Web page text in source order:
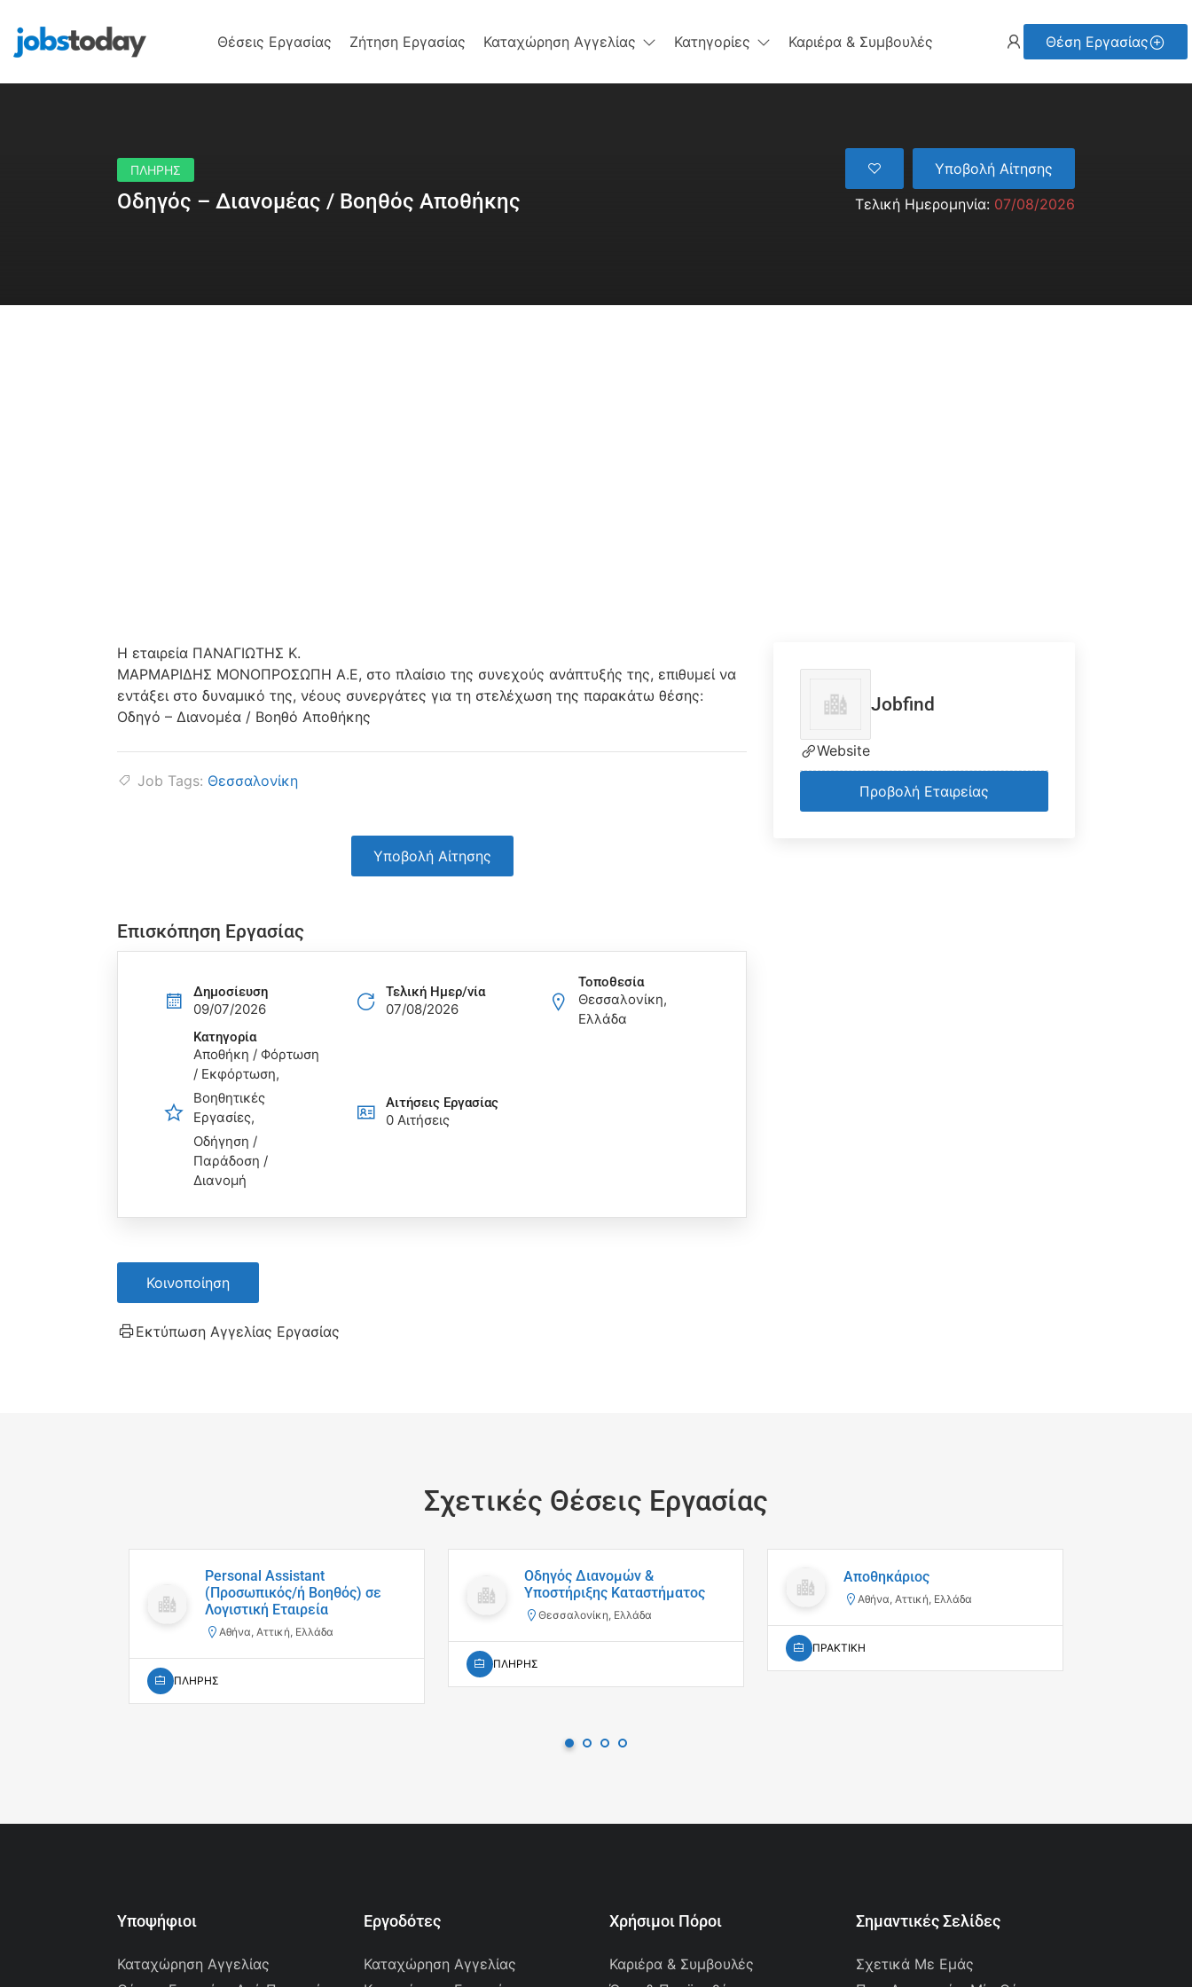
Θέσεις Εργασίας Ζήτηση Εργασίας Καταχώρηση Αγγελίας Κατηγορίες Καριέρα & Συμβουλές Θέση Εργασίας
ΠΛΗΡΗΣ
Οδηγός – Διανομέας / Βοηθός Αποθήκης
Υποβολή Αίτησης
Τελική Ημερομηνία: 07/08/2026
Η εταιρεία ΠΑΝΑΓΙΩΤΗΣ Κ.
ΜΑΡΜΑΡΙΔΗΣ ΜΟΝΟΠΡΟΣΩΠΗ Α.Ε, στο πλαίσιο της συνεχούς ανάπτυξής της, επιθυμεί να
εντάξει στο δυναμικό της, νέους συνεργάτες για τη στελέχωση της παρακάτω θέσης:
Οδηγό – Διανομέα / Βοηθό Αποθήκης
Job Tags: Θεσσαλονίκη
Υποβολή Αίτησης
Επισκόπηση Εργασίας
Δημοσίευση
09/07/2026
Τελική Ημερ/νία
07/08/2026
Τοποθεσία
Θεσσαλονίκη,
Ελλάδα
Κατηγορία
Αποθήκη / Φόρτωση
/ Εκφόρτωση
Βοηθητικές
Εργασίες
Οδήγηση /
Παράδοση /
Διανομή
Αιτήσεις Eργασίας
0 Αιτήσεις
Κοινοποίηση
Εκτύπωση Αγγελίας Εργασίας
Jobfind
Website
Προβολή Εταιρείας
Σχετικές Θέσεις Εργασίας
Personal Assistant
(Προσωπικός/ή Βοηθός) σε
Λογιστική Εταιρεία
Αθήνα, Αττική, Ελλάδα
ΠΛΗΡΗΣ
Οδηγός Διανομών &
Υποστήριξης Καταστήματος
Θεσσαλονίκη, Ελλάδα
ΠΛΗΡΗΣ
Αποθηκάριος
Αθήνα, Αττική, Ελλάδα
ΠΡΑΚΤΙΚΗ
Υποψήφιοι
Καταχώρηση Αγγελίας
Εργοδότες
Καταχώρηση Αγγελίας
Χρήσιμοι Πόροι
Καριέρα & Συμβουλές
Σημαντικές Σελίδες
Σχετικά Με Εμάς